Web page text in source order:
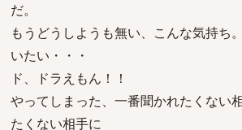
だ。
もうどうしようも無い、こんな気持ち
いたい・・・
ド、ドラえもん！！
やってしまった、一番聞かれたくない
たくない相手に